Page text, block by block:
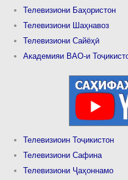
Телевизиони Баҳористон
Телевизиони Шаҳнавоз
Телевизиони Сайёҳӣ
Академияи ВАО-и
Телевизиоин Тоҷикистон
Телевизиони Сафина
Телевизиони Ҷаҳоннамо